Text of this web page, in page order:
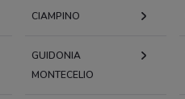
CIAMPINO
GUIDONIA
MONTECELIO